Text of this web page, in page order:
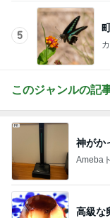
いちご
Ameba
移植後
Ameba
空き容